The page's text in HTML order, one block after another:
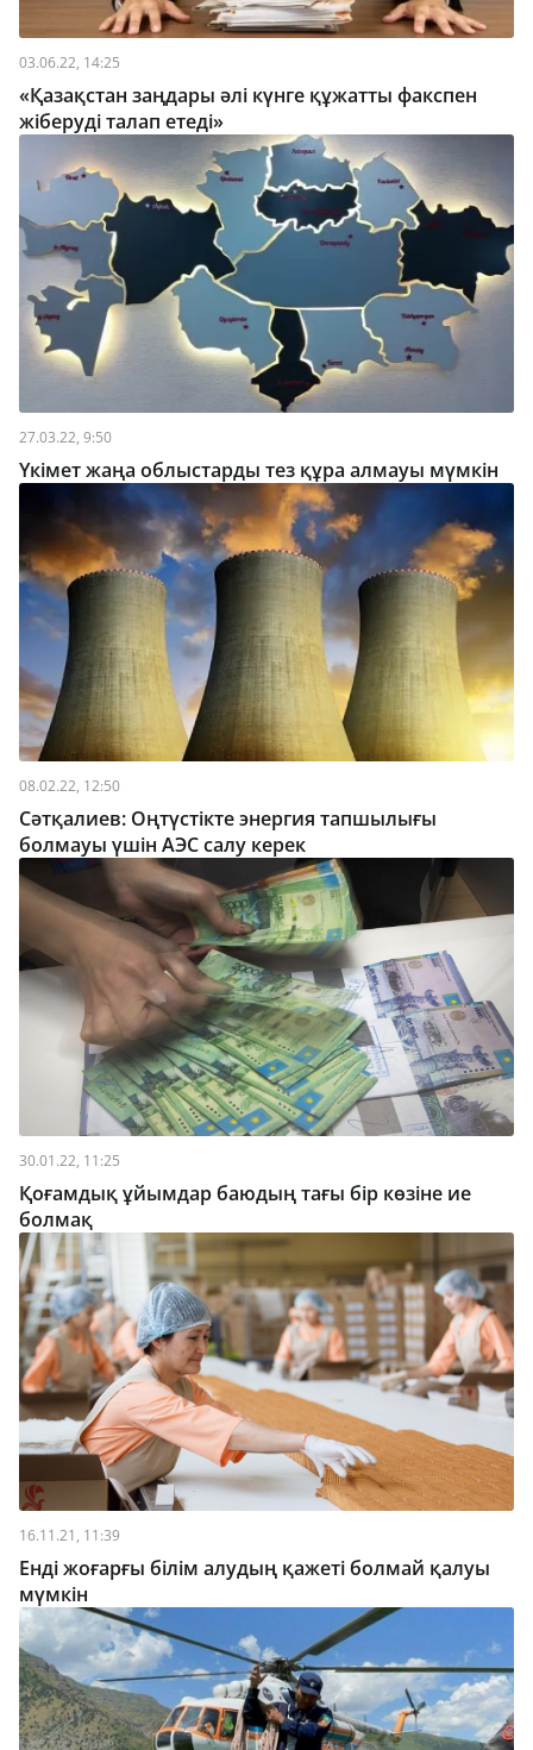
03.06.22, 14:25
«Қазақстан заңдары әлі күнге құжатты факспен
жіберуді талап етеді»
27.03.22, 9:50
Үкімет жаңа облыстарды тез құра алмауы мүмкін
08.02.22, 12:50
Сәтқалиев: Оңтүстікте энергия тапшылығы
болмауы үшін АЭС салу керек
30.01.22, 11:25
Қоғамдық ұйымдар баюдың тағы бір көзіне ие
болмақ
16.11.21, 11:39
Енді жоғарғы білім алудың қажеті болмай қалуы
мүмкін